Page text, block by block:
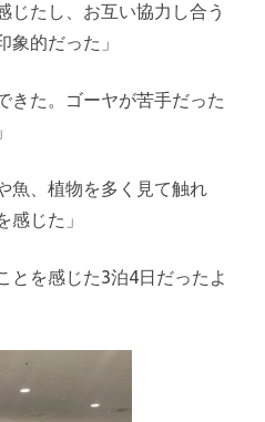
じたし、お互い協力し合う
象的だった」
きた。ゴーヤが苦手だった
魚、植物を多く見て触れ
感じた」
とを感じた3泊4日だったよ